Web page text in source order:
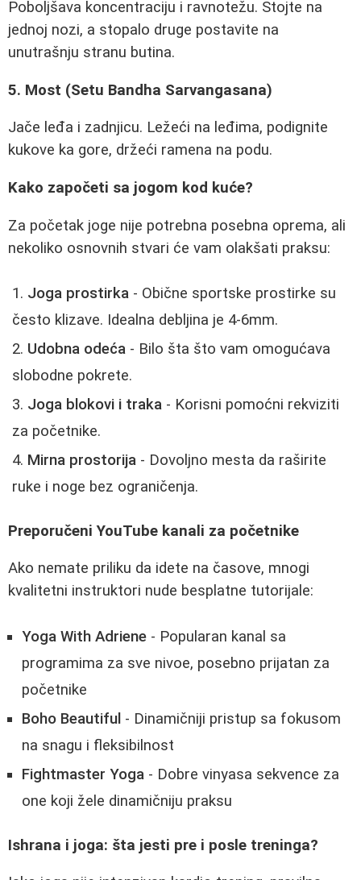
Poboljšava koncentraciju i ravnotežu. Stojte na
jednoj nozi, a stopalo druge postavite na
unutrašnju stranu butina.
5. Most (Setu Bandha Sarvangasana)
Jače leđa i zadnjicu. Ležeći na leđima, podignite
kukove ka gore, držeći ramena na podu.
Kako započeti sa jogom kod kuće?
Za početak joge nije potrebna posebna oprema, ali
nekoliko osnovnih stvari će vam olakšati praksu:
Joga prostirka - Obične sportske prostirke su
često klizave. Idealna debljina je 4-6mm.
Udobna odeća - Bilo šta što vam omogućava
slobodne pokrete.
Joga blokovi i traka - Korisni pomoćni rekviziti
za početnike.
Mirna prostorija - Dovoljno mesta da raširite
ruke i noge bez ograničenja.
Preporučeni YouTube kanali za početnike
Ako nemate priliku da idete na časove, mnogi
kvalitetni instruktori nude besplatne tutorijale:
Yoga With Adriene - Popularan kanal sa
programima za sve nivoe, posebno prijatan za
početnike
Boho Beautiful - Dinamičniji pristup sa fokusom
na snagu i fleksibilnost
Fightmaster Yoga - Dobre vinyasa sekvence za
one koji žele dinamičniju praksu
Ishrana i joga: šta jesti pre i posle treninga?